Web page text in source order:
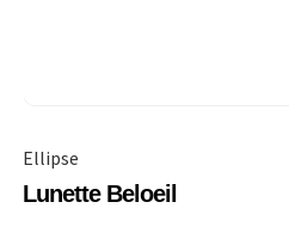
Ellipse
Lunette Beloeil